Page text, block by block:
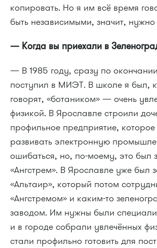
копировать. Но я им всё время
быть независимыми, значит, нужно
— Когда вы приехали в
— В 1985 году, сразу по
поступил в МИЭТ. В школе я был,
говорят, «ботаником» — очень
физикой. В Ярославле строили
профильное предприятие,
развивать электронную
ошибаться, но, по-моему, это был
«Ангстрем». В Ярославле уже был
«Альтаир», который потом
«Ангстремом» и каким-то
заводом. Им нужны были
и в городе собрали увлечённых
стали профильно готовить для